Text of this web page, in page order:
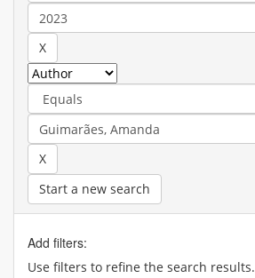
Start a new search
Add filters:
Use filters to refine the search results.